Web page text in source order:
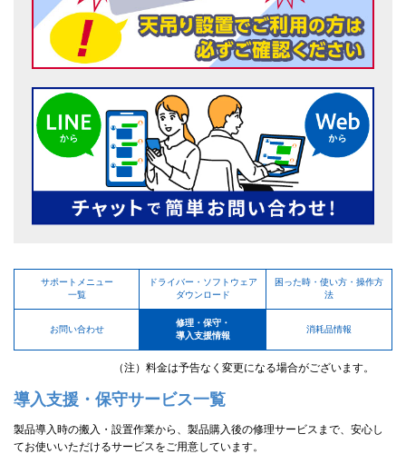
サポートメニュー
一覧
ドライバー・ソフトウェア
ダウンロード
困った時・使い方・操作方
法
お問い合わせ
修理・保守・
導入支援情報
消耗品情報
（注）料金は予告なく変更になる場合がございます。
導入支援・保守サービス一覧
製品導入時の搬入・設置作業から、製品購入後の修理サービスまで、安心し
てお使いいただけるサービスをご用意しています。